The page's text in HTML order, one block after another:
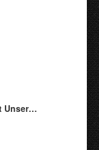
Unser…